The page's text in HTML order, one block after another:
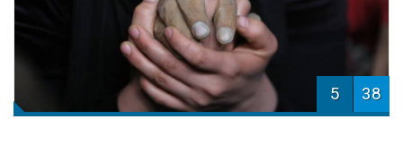
5 38